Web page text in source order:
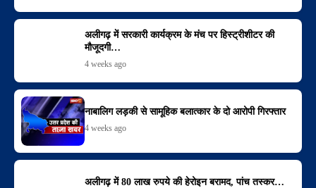
अलीगढ़ में सरकारी कार्यक्रम के मंच पर हिस्ट्रीशीटर की
मौजूदगी…
4 weeks ago
नाबालिग लड़की से सामूहिक बलात्कार के दो आरोपी गिरफ्तार
4 weeks ago
अलीगढ़ में 80 लाख रुपये की हेरोइन बरामद, पांच तस्कर…